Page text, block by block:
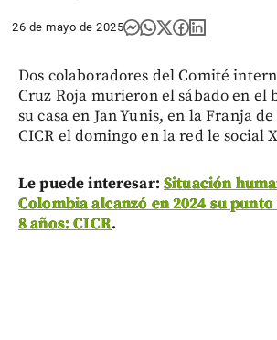
26 de mayo de 2025
Dos colaboradores del Comité
Cruz Roja murieron el sábado en el
su casa en Jan Yunis, en la Franja
CICR el domingo en la red le social
Le puede interesar: Situación
Colombia alcanzó en 2024 su
8 años: CICR.